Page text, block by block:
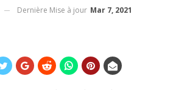
Dernière Mise à jour Mar 7, 2021